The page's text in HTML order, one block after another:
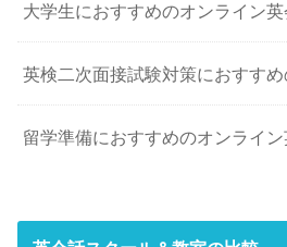
大学生におすすめのオンライン
英検二次面接試験対策におすす
留学準備におすすめのオンライ